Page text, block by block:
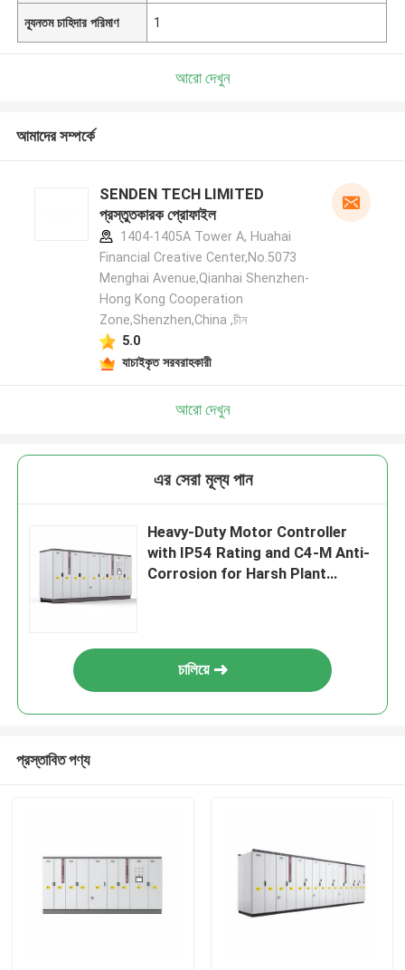
ন্যূনতম চাহিদার পরিমাণ 1
আরো দেখুন
আমাদের সম্পর্কে
SENDEN TECH LIMITED
প্রস্তুতকারক প্রোফাইল
1404-1405A Tower A, Huahai
Financial Creative Center,No.5073
Menghai Avenue,Qianhai Shenzhen-
Hong Kong Cooperation
Zone,Shenzhen,China ,চীন
5.0
যাচাইকৃত সরবরাহকারী
আরো দেখুন
এর সেরা মূল্য পান
Heavy-Duty Motor Controller
with IP54 Rating and C4-M Anti-
Corrosion for Harsh Plant
চালিয়ে
প্রস্তাবিত পণ্য